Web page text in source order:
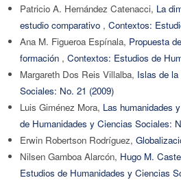
Patricio A. Hernández Catenacci, La
estudio comparativo , Contextos:
Ana M. Figueroa Espínala, Propuesta
formación , Contextos: Estudios de
Margareth Dos Reis Villalba, Islas de la
Sociales: No. 21 (2009)
Luis Giménez Mora, Las humanidades
de Humanidades y Ciencias Sociales:
Erwin Robertson Rodríguez,
Nilsen Gamboa Alarcón, Hugo M.
Estudios de Humanidades y Ciencias